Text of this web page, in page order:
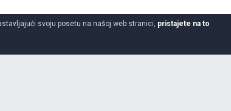
svoju posetu na našoj web stranici, pristajete na to